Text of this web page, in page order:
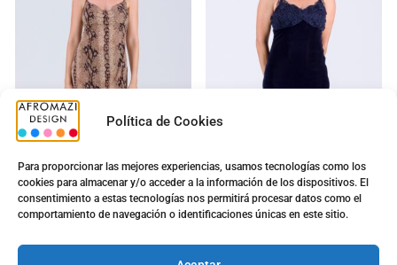
Política de Cookies
Para proporcionar las mejores experiencias, usamos tecnologías como los
cookies para almacenar y/o acceder a la información de los dispositivos. El
consentimiento a estas tecnologías nos permitirá procesar datos como el
comportamiento de navegación o identificaciones únicas en este sitio.
Vestido Serpiente Corto
con Copa
Vestido Bordado Corto
con Copa